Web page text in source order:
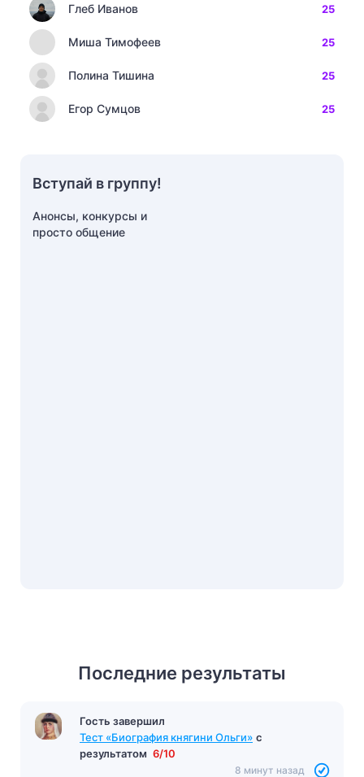
Последние результаты
Гость завершил
Тест на тему: «Великобритания до Первой
мировой войны» с результатом
8 минут назад
Глеб Иванов 25
Миша Тимофеев 25
Полина Тишина 25
Егор Сумцов 25
Вступай в группу!
Анонсы, конкурсы и
просто общение